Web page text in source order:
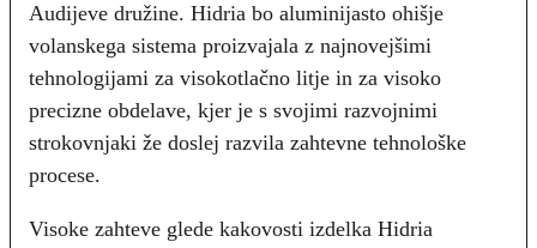
Audijeve družine. Hidria bo aluminijasto ohišje
volanskega sistema proizvajala z najnovejšimi
tehnologijami za visokotlačno litje in za visoko
precizne obdelave, kjer je s svojimi razvojnimi
strokovnjaki že doslej razvila zahtevne tehnološke
procese.
Visoke zahteve glede kakovosti izdelka Hidria